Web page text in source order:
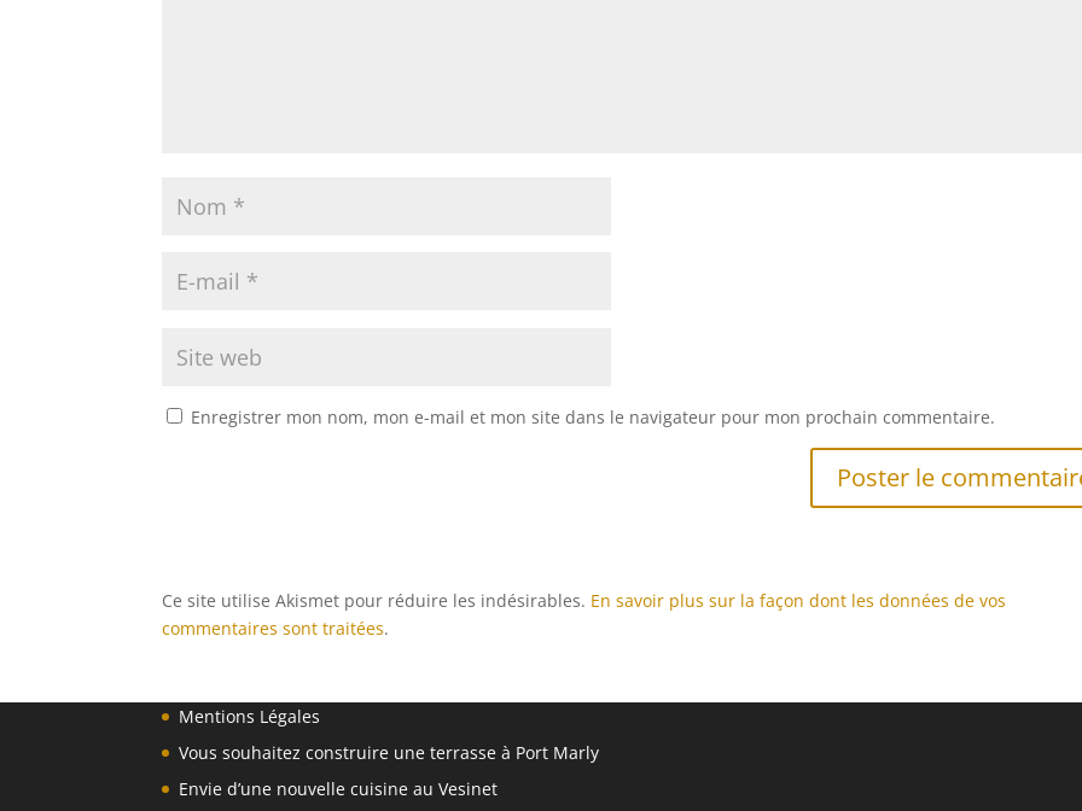
Enregistrer mon nom, mon e-mail et mon site dans le navigateur pour mon prochain commentaire.
Ce site utilise Akismet pour réduire les indésirables. En savoir plus sur la façon dont les données de vos
commentaires sont traitées.
Mentions Légales
Vous souhaitez construire une terrasse à Port Marly
Envie d’une nouvelle cuisine au Vesinet